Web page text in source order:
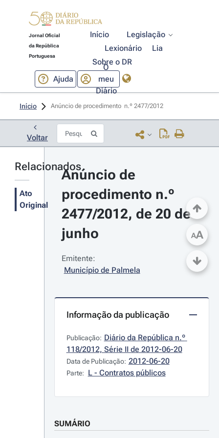
Jornal Oficial
da República
Portuguesa
Início
Legislação
Lexionário
Lia
Sobre o DR
Ajuda
O
meu
Diário
Início Anúncio de procedimento  n.º 2477/2012
Voltar
Relacionados
Ato
Original
Anúncio de
procedimento n.º
2477/2012, de 20 de
junho
Emitente:
Município de Palmela
Informação da publicação
Publicação: Diário da República n.º
118/2012, Série II de 2012-06-20
Data de Publicação: 2012-06-20
Parte: L - Contratos públicos
SUMÁRIO
AA